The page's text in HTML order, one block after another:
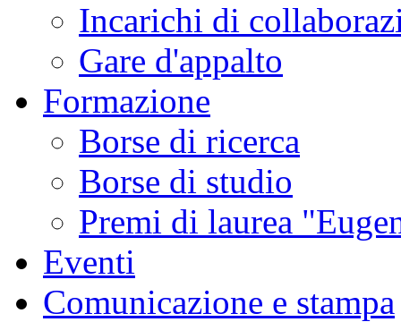
Incarichi di
Gare d'appalto
Formazione
Borse di ricerca
Borse di studio
Premi di laurea
Eventi
Comunicazione e stampa